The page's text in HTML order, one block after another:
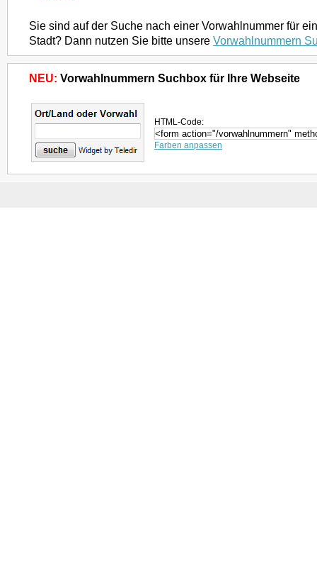
Sie sind auf der Suche nach einer Vorwahlnummer für
Stadt? Dann nutzen Sie bitte unsere Vorwahlnummern
NEU: Vorwahlnummern Suchbox für Ihre Webseite
HTML-Code:
Farben anpassen